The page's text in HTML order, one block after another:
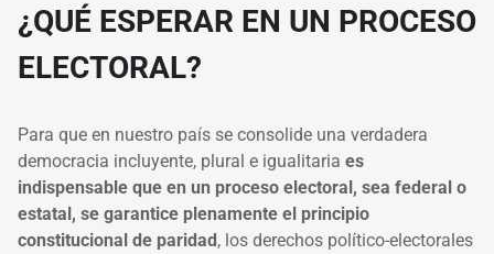
¿QUÉ ESPERAR EN UN PROCESO
ELECTORAL?
Para que en nuestro país se consolide una verdadera
democracia incluyente, plural e igualitaria es
indispensable que en un proceso electoral, sea federal o
estatal, se garantice plenamente el principio
constitucional de paridad, los derechos político-electorales